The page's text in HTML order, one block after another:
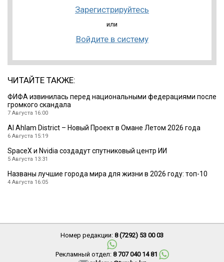
Зарегистрируйтесь
или
Войдите в систему
ЧИТАЙТЕ ТАКЖЕ:
ФИФА извинилась перед национальными федерациями после
громкого скандала
7 Августа 16:00
Al Ahlam District – Новый Проект в Омане Летом 2026 года
6 Августа 15:19
SpaceX и Nvidia создадут спутниковый центр ИИ
5 Августа 13:31
Названы лучшие города мира для жизни в 2026 году: топ-10
4 Августа 16:05
Номер редакции: 8 (7292) 53 00 03
Рекламный отдел: 8 707 040 14 81